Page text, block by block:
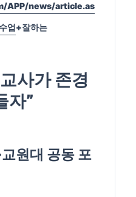
APP/news/article.as
업+잘하는
교사가 존경
자”
원대 공동 포